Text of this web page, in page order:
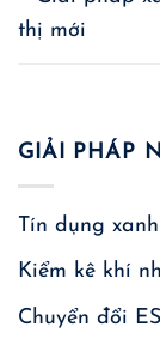
thị mới
GIẢI PHÁP
Tín dụng xanh
Kiểm kê khí
Chuyển đổi